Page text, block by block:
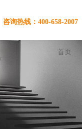
咨询热线：400-658-2007
首页